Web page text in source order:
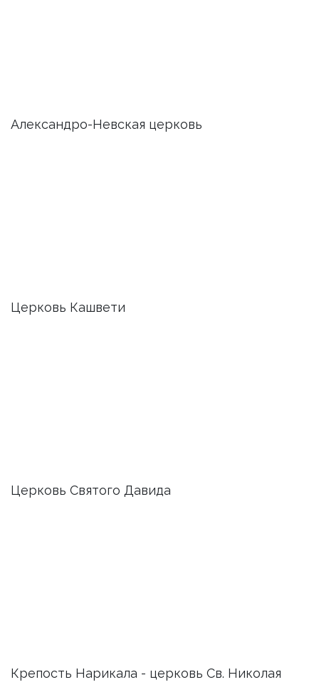
Александро-Невская церковь
Церковь Кашвети
Церковь Святого Давида
Крепость Нарикала - церковь Св. Николая